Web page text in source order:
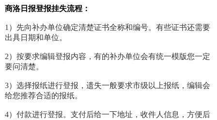
商洛日报登报挂失流程：
1）先向补办单位确定清楚证书全称和编号。有些证书还需要
出具日期和单位。
2）按要求编辑登报内容，有的补办单位会有统一模版您一定
要问清楚。
3）选择报纸进行登报，遗失一般要求市级以上报纸，编辑会
给您推荐合适的报纸。
4）付款进行登报。支付后给一下地址，收件人信息，方便后